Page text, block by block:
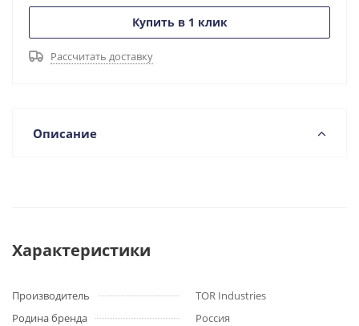
Купить в 1 клик
Рассчитать доставку
Описание
Характеристики
Производитель
TOR Industries
Родина бренда
Россия